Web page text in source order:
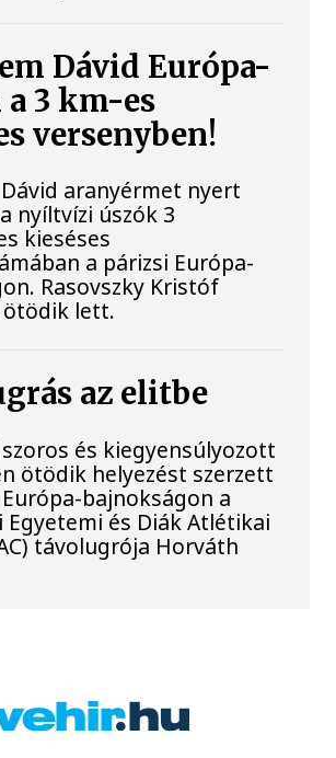
Dávid Európa-
3 km-es
versenyben!
aranyérmet nyert
nyíltvízi úszók 3
kieséses
a párizsi Európa-
Rasovszky Kristóf
lett.
az elitbe
és kiegyensúlyozott
ötödik helyezést szerzett
bajnokságon a
Egyetemi és Diák Atlétikai
távolugrója Horváth